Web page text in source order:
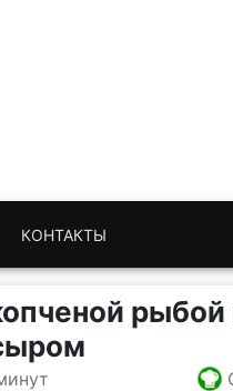
КОНТАКТЫ
рыбой